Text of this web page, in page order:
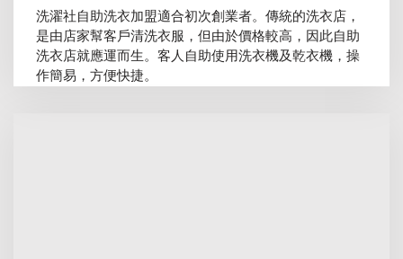
洗濯社自助洗衣加盟適合初次創業者。傳統的洗衣店，
是由店家幫客戶清洗衣服，但由於價格較高，因此自助
洗衣店就應運而生。客人自助使用洗衣機及乾衣機，操
作簡易，方便快捷。